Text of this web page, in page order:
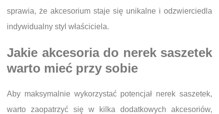
sprawia, że akcesorium staje się unikalne i odzwierciedla
indywidualny styl właściciela.
Jakie akcesoria do nerek saszetek
warto mieć przy sobie
Aby maksymalnie wykorzystać potencjał nerek saszetek,
warto zaopatrzyć się w kilka dodatkowych akcesoriów,